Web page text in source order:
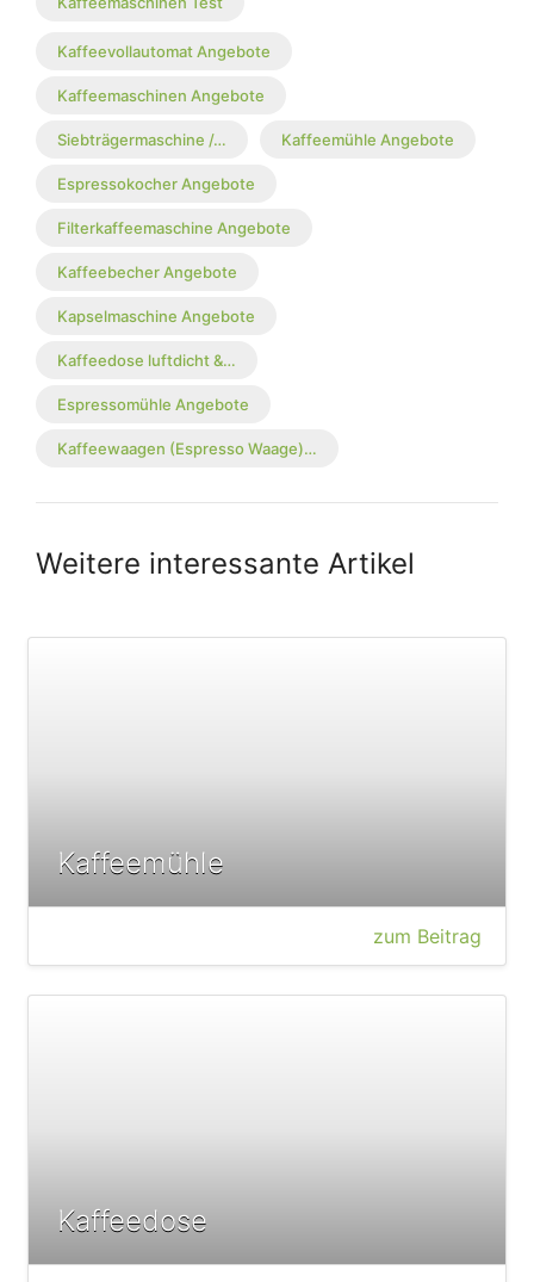
Kaffeevollautomat Angebote
Kaffeemaschinen Angebote
Siebträgermaschine /… Kaffeemühle Angebote
Espressokocher Angebote
Filterkaffeemaschine Angebote
Kaffeebecher Angebote
Kapselmaschine Angebote
Kaffeedose luftdicht &…
Espressomühle Angebote
Kaffeewaagen (Espresso Waage)…
Weitere interessante Artikel
Kaffeemühle
zum Beitrag
Kaffeedose